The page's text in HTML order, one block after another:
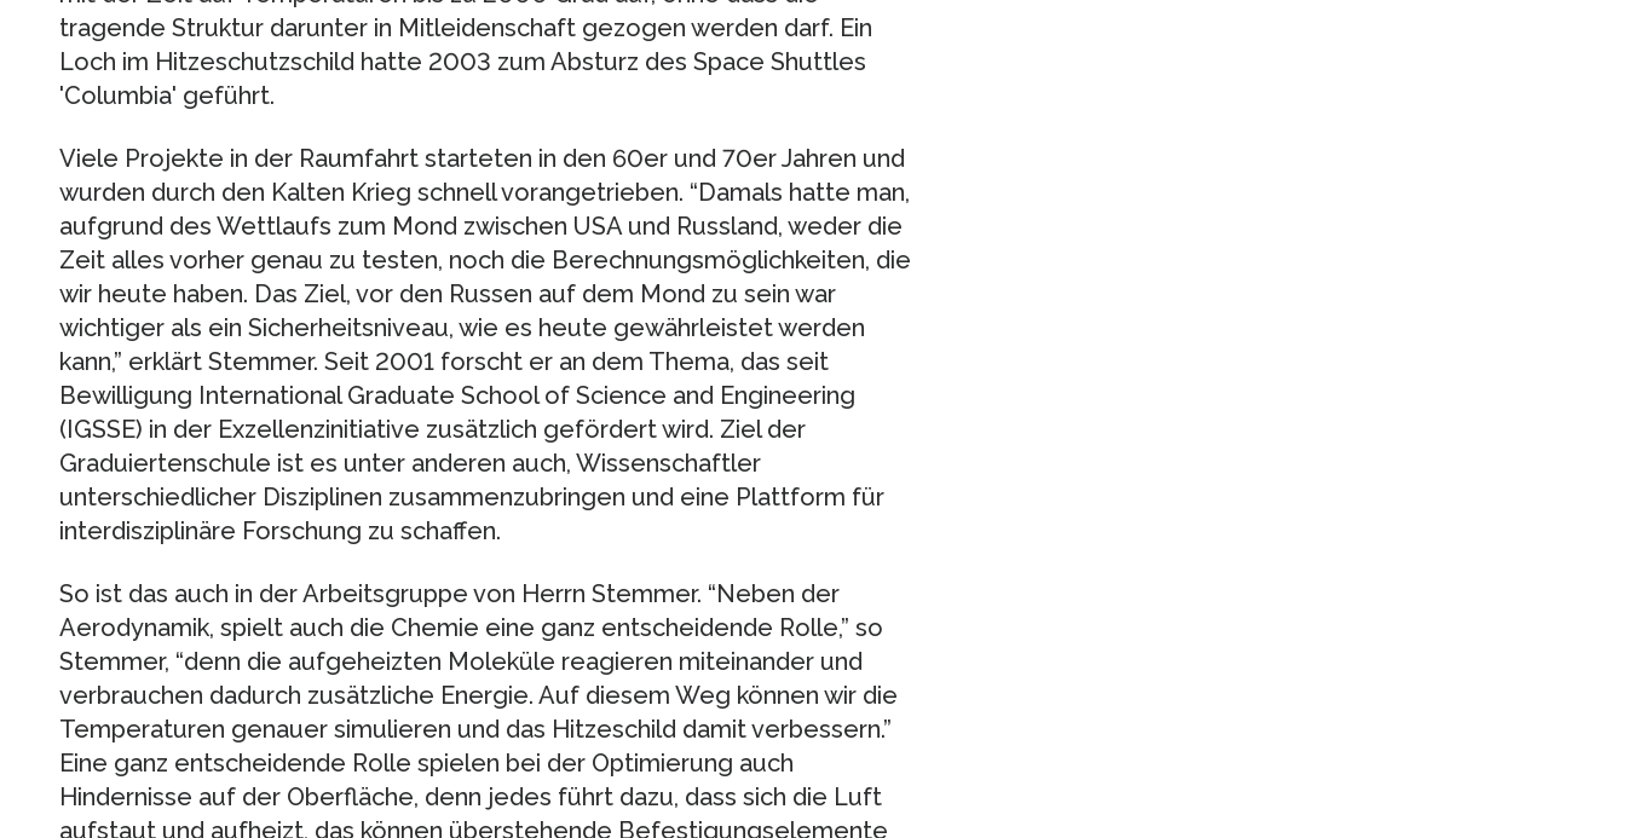
tragende Struktur darunter in Mitleidenschaft gezogen werden darf. Ein
Loch im Hitzeschutzschild hatte 2003 zum Absturz des Space Shuttles
'Columbia' geführt.
Viele Projekte in der Raumfahrt starteten in den 60er und 70er Jahren und
wurden durch den Kalten Krieg schnell vorangetrieben. “Damals hatte man,
aufgrund des Wettlaufs zum Mond zwischen USA und Russland, weder die
Zeit alles vorher genau zu testen, noch die Berechnungsmöglichkeiten, die
wir heute haben. Das Ziel, vor den Russen auf dem Mond zu sein war
wichtiger als ein Sicherheitsniveau, wie es heute gewährleistet werden
kann,” erklärt Stemmer. Seit 2001 forscht er an dem Thema, das seit
Bewilligung International Graduate School of Science and Engineering
(IGSSE) in der Exzellenzinitiative zusätzlich gefördert wird. Ziel der
Graduiertenschule ist es unter anderen auch, Wissenschaftler
unterschiedlicher Disziplinen zusammenzubringen und eine Plattform für
interdisziplinäre Forschung zu schaffen.
So ist das auch in der Arbeitsgruppe von Herrn Stemmer. “Neben der
Aerodynamik, spielt auch die Chemie eine ganz entscheidende Rolle,” so
Stemmer, “denn die aufgeheizten Moleküle reagieren miteinander und
verbrauchen dadurch zusätzliche Energie. Auf diesem Weg können wir die
Temperaturen genauer simulieren und das Hitzeschild damit verbessern.”
Eine ganz entscheidende Rolle spielen bei der Optimierung auch
Hindernisse auf der Oberfläche, denn jedes führt dazu, dass sich die Luft
aufstaut und aufheizt, das können überstehende Befestigungselemente